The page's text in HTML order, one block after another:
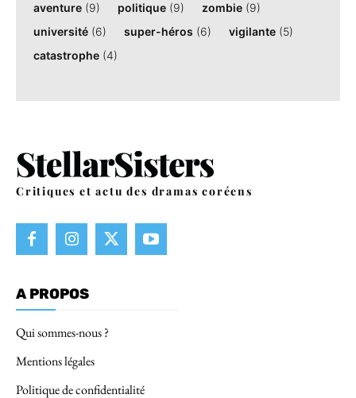
aventure (9) politique (9) zombie (9)
université (6) super-héros (6) vigilante (5)
catastrophe (4)
Critiques et actu des dramas coréens
A PROPOS
Qui sommes-nous ?
Mentions légales
Politique de confidentialité